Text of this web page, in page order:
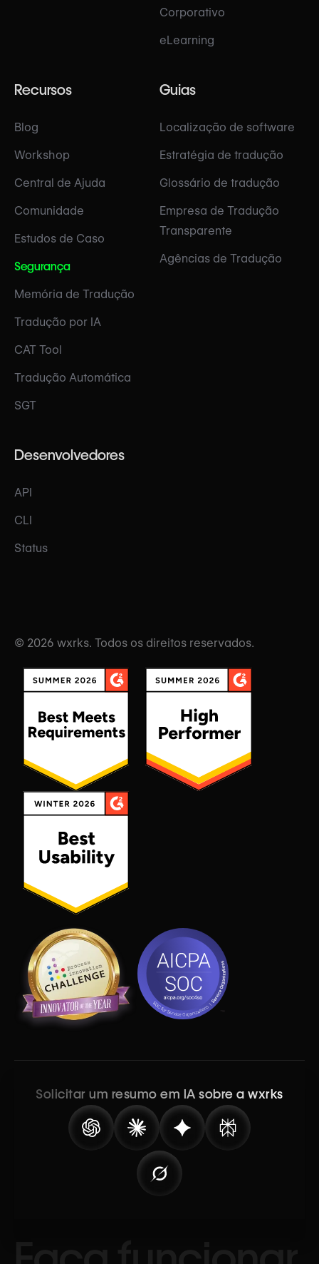
Corporativo
eLearning
Recursos
Blog
Workshop
Central de Ajuda
Comunidade
Estudos de Caso
Segurança
Memória de Tradução
Tradução por IA
CAT Tool
Tradução Automática
SGT
Guias
Localização de software
Estratégia de tradução
Glossário de tradução
Empresa de Tradução
Transparente
Agências de Tradução
Desenvolvedores
API
CLI
Status
© 2026 wxrks. Todos os direitos reservados.
Solicitar um resumo em IA sobre a wxrks